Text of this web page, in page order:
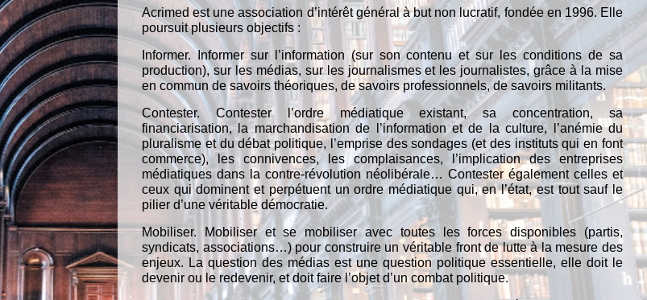
Acrimed est une association d’intérêt général à but non lucratif, fondée en 1996. Elle
poursuit plusieurs objectifs :
Informer. Informer sur l’information (sur son contenu et sur les conditions de sa
production), sur les médias, sur les journalismes et les journalistes, grâce à la mise
en commun de savoirs théoriques, de savoirs professionnels, de savoirs militants.
Contester. Contester l’ordre médiatique existant, sa concentration, sa
financiarisation, la marchandisation de l’information et de la culture, l’anémie du
pluralisme et du débat politique, l’emprise des sondages (et des instituts qui en font
commerce), les connivences, les complaisances, l’implication des entreprises
médiatiques dans la contre-révolution néolibérale… Contester également celles et
ceux qui dominent et perpétuent un ordre médiatique qui, en l’état, est tout sauf le
pilier d’une véritable démocratie.
Mobiliser. Mobiliser et se mobiliser avec toutes les forces disponibles (partis,
syndicats, associations…) pour construire un véritable front de lutte à la mesure des
enjeux. La question des médias est une question politique essentielle, elle doit le
devenir ou le redevenir, et doit faire l’objet d’un combat politique.